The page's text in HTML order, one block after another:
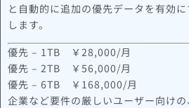
と自動的に追加の優先データを有効
します。
優先 – 1TB ￥28,000/月
優先 – 2TB ￥56,000/月
優先 – 6TB ￥168,000/月
企業など要件の厳しいユーザー向け